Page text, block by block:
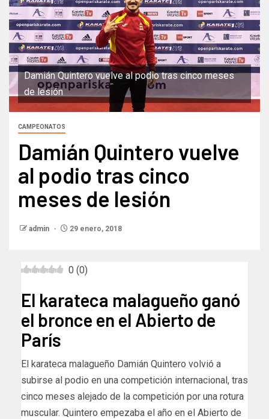
Damián Quintero vuelve al podio tras cinco meses
de lesión
CAMPEONATOS
Damián Quintero vuelve
al podio tras cinco
meses de lesión
admin 29 enero, 2018
0 (0)
El karateca malagueño ganó
el bronce en el Abierto de
París
El karateca malagueño Damián Quintero volvió a
subirse al podio en una competición internacional, tras
cinco meses alejado de la competición por una rotura
muscular. Quintero empezaba el año en el Abierto de